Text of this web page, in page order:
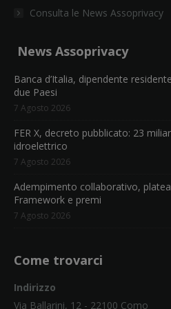
Consulta le News Assoprivacy
News Assoprivacy
Banca d’Italia, dipendente
due Paesi
7 Agosto 2026
FER X, decreto pubblicato: 23
idroelettrico
7 Agosto 2026
Adempimento collaborativo,
Framework e premi
7 Agosto 2026
Come trovarci
Indirizzo
Via Ballarini, 12 - 22100 Como